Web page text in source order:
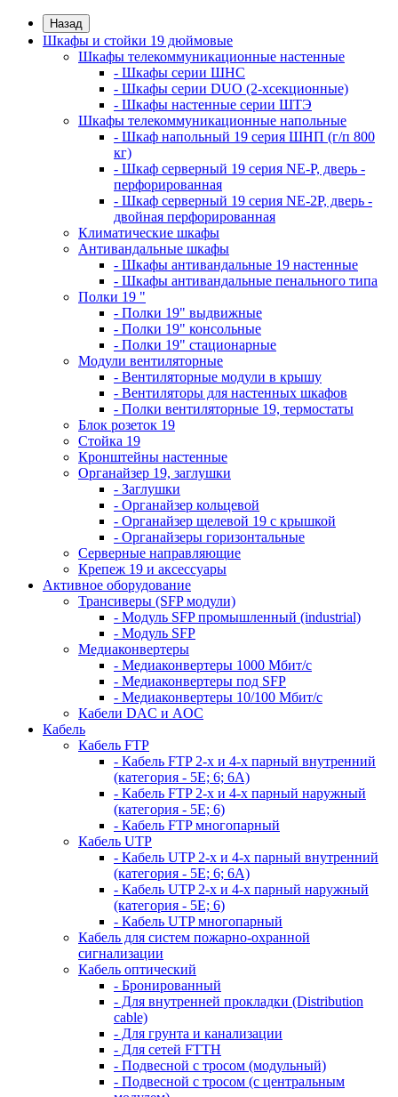
Назад
Шкафы и стойки 19 дюймовые
Шкафы телекоммуникационные настенные
- Шкафы серии ШНС
- Шкафы серии DUO (2-хсекционные)
- Шкафы настенные серии ШТЭ
Шкафы телекоммуникационные напольные
- Шкаф напольный 19 серия ШНП (г/п 800
кг)
- Шкаф серверный 19 серия NE-P, дверь -
перфорированная
- Шкаф серверный 19 серия NE-2P, дверь -
двойная перфорированная
Климатические шкафы
Антивандальные шкафы
- Шкафы антивандальные 19 настенные
- Шкафы антивандальные пенального типа
Полки 19 "
- Полки 19" выдвижные
- Полки 19" консольные
- Полки 19" стационарные
Модули вентиляторные
- Вентиляторные модули в крышу
- Вентиляторы для настенных шкафов
- Полки вентиляторные 19, термостаты
Блок розеток 19
Стойка 19
Кронштейны настенные
Органайзер 19, заглушки
- Заглушки
- Органайзер кольцевой
- Органайзер щелевой 19 с крышкой
- Органайзеры горизонтальные
Серверные направляющие
Крепеж 19 и аксессуары
Активное оборудование
Трансиверы (SFP модули)
- Модуль SFP промышленный (industrial)
- Модуль SFP
Медиаконвертеры
- Медиаконвертеры 1000 Мбит/с
- Медиаконвертеры под SFP
- Медиаконвертеры 10/100 Мбит/с
Кабели DAC и AOC
Кабель
Кабель FTP
- Кабель FTP 2-х и 4-х парный внутренний
(категория - 5Е; 6; 6А)
- Кабель FTP 2-х и 4-х парный наружный
(категория - 5Е; 6)
- Кабель FTP многопарный
Кабель UTP
- Кабель UTP 2-х и 4-х парный внутренний
(категория - 5Е; 6; 6А)
- Кабель UTP 2-х и 4-х парный наружный
(категория - 5Е; 6)
- Кабель UTP многопарный
Кабель для систем пожарно-охранной
сигнализации
Кабель оптический
- Бронированный
- Для внутренней прокладки (Distribution
cable)
- Для грунта и канализации
- Для сетей FTTH
- Подвесной с тросом (модульный)
- Подвесной с тросом (с центральным